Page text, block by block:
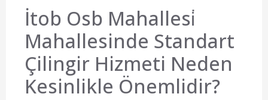
İtob Osb Mahallesi̇
Mahallesinde Standart
Çilingir Hizmeti Neden
Kesinlikle Önemlidir?